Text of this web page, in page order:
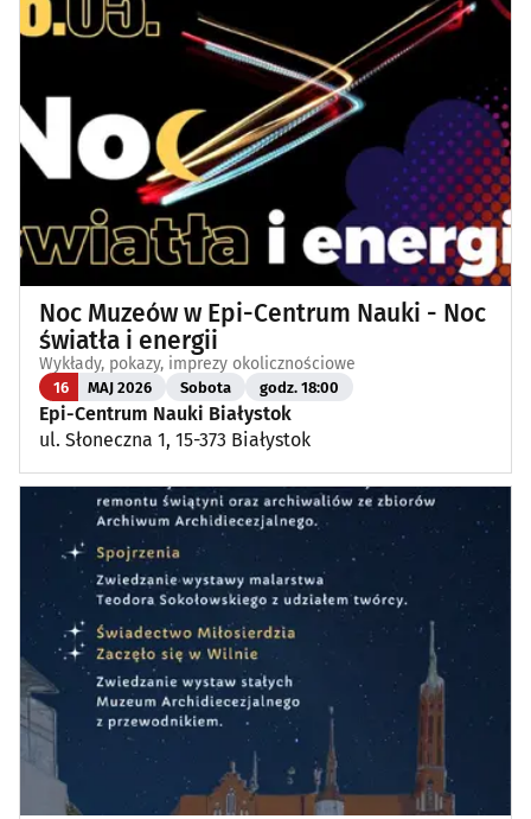
Noc Muzeów w Epi-Centrum Nauki - Noc
światła i energii
Wykłady, pokazy, imprezy okolicznościowe
16 MAJ 2026 Sobota godz. 18:00
Epi-Centrum Nauki Białystok
ul. Słoneczna 1, 15-373 Białystok